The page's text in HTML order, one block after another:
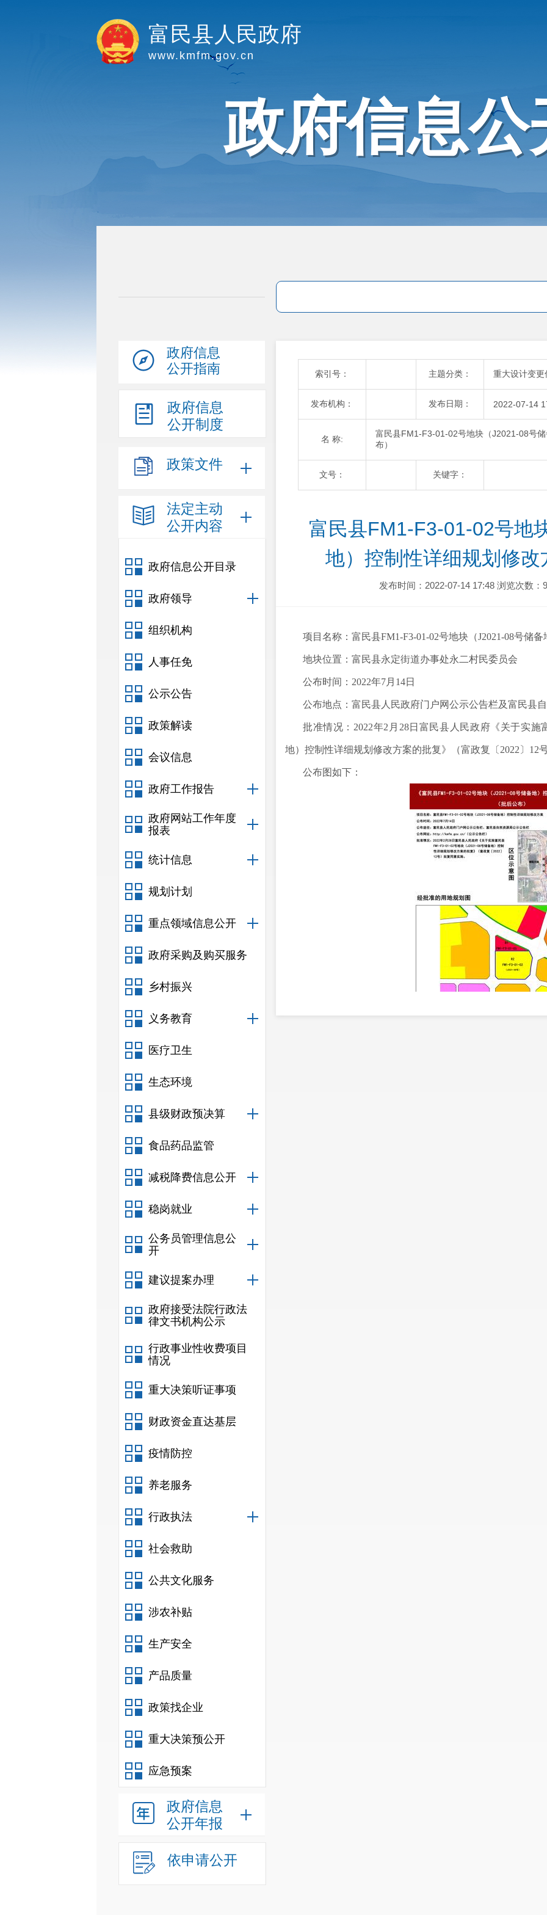
富民县人民政府
www.kmfm.gov.cn
政府信息公
政府信息
公开指南
政府信息
公开制度
政策文件
法定主动
公开内容
政府信息公开目录
政府领导
组织机构
人事任免
公示公告
政策解读
会议信息
政府工作报告
政府网站工作年度
报表
统计信息
规划计划
重点领域信息公开
政府采购及购买服务
乡村振兴
义务教育
医疗卫生
生态环境
县级财政预决算
食品药品监管
减税降费信息公开
稳岗就业
公务员管理信息公
开
建议提案办理
政府接受法院行政法
律文书机构公示
行政事业性收费项目
情况
重大决策听证事项
财政资金直达基层
疫情防控
养老服务
行政执法
社会救助
公共文化服务
涉农补贴
生产安全
产品质量
政策找企业
重大决策预公开
应急预案
政府信息
公开年报
依申请公开
索引号： 主题分类： 重大设计变更
发布机构： 发布日期： 2022-07-14
名 称:
富民县FM1-F3-01-02号地块（J2021-08号
布）
文号： 关键字：
富民县FM1-F3-01-02号地
地）控制性详细规划修改
发布时间：2022-07-14 17:48 浏览次数：
项目名称 ： 富民县FM1-F3-01-02号地块（J2021-08号储备
地块位置 ：富民县永定街道办事处永二村民委员会
公布时间： 2022年7月 14日
公布地点：富民县人民政府门户网公示公告栏及富民县
批准情况： 2022年2 月 28日富民县人民政府 《关于实施
地） 控制性详细规划修改方案的批复》（富政复〔 2022 〕 12
公布图如下：